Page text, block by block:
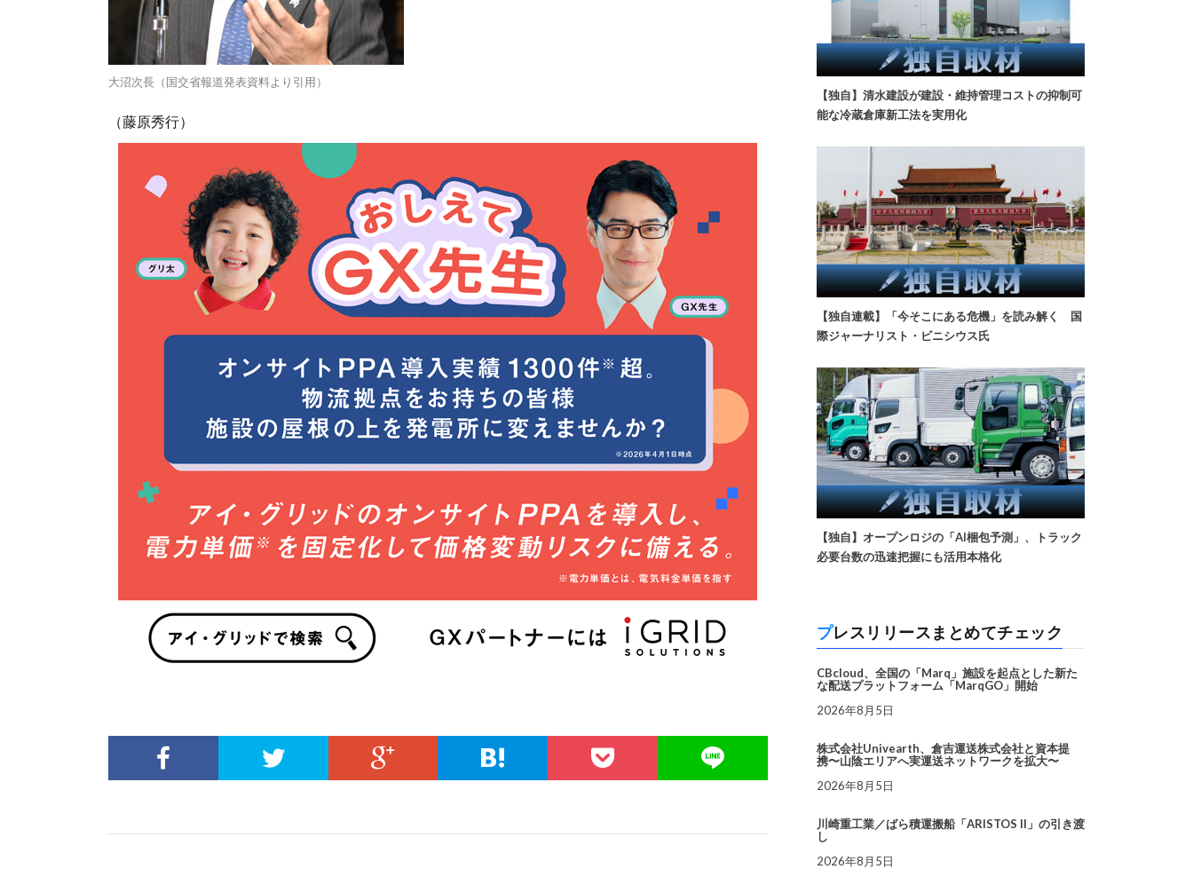
大沼次長（国交省報道発表資料より引用）
（藤原秀行）
【独自】清水建設が建設・維持管理コストの抑制可
能な冷蔵倉庫新工法を実用化
【独自連載】「今そこにある危機」を読み解く 国
際ジャーナリスト・ビニシウス氏
【独自】オープンロジの「AI梱包予測」、トラック
必要台数の迅速把握にも活用本格化
プレスリリースまとめてチェック
CBcloud、全国の「Marq」施設を起点とした新た
な配送プラットフォーム「MarqGO」開始
2026年8月5日
株式会社Univearth、倉吉運送株式会社と資本提
携〜山陰エリアへ実運送ネットワークを拡大〜
2026年8月5日
川崎重工業／ばら積運搬船「ARISTOS II」の引き渡
し
2026年8月5日